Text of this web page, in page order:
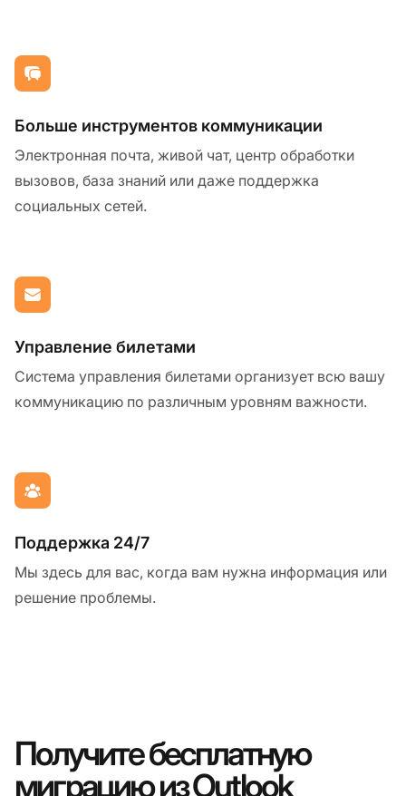
Больше инструментов коммуникации
Электронная почта, живой чат, центр обработки
вызовов, база знаний или даже поддержка
социальных сетей.
Управление билетами
Система управления билетами организует всю вашу
коммуникацию по различным уровням важности.
Поддержка 24/7
Мы здесь для вас, когда вам нужна информация или
решение проблемы.
Получите бесплатную
миграцию из Outlook